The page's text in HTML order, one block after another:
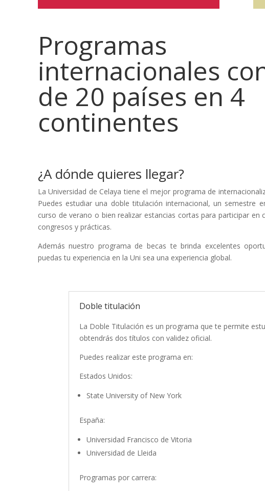
Programas
internacionales
de 20 países en 4
continentes
¿A dónde quieres llegar?
La Universidad de Celaya tiene el mejor programa de
Puedes estudiar una doble titulación internacional, un semestre
curso de verano o bien realizar estancias cortas para participar en
congresos y prácticas.
Además nuestro programa de becas te brinda excelentes
puedas tu experiencia en la Uni sea una experiencia global.
Doble titulación
La Doble Titulación es un programa que te permite
obtendrás dos títulos con validez oficial.
Puedes realizar este programa en:
Estados Unidos:
State University of New York
España:
Universidad Francisco de Vitoria
Universidad de Lleida
Programas por carrera: